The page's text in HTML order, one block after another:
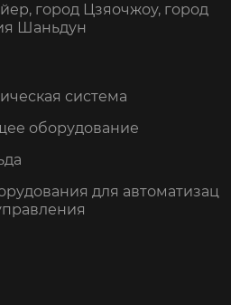
город Цзяочжоу, город
Шаньдун
система
оборудование
для автоматизац